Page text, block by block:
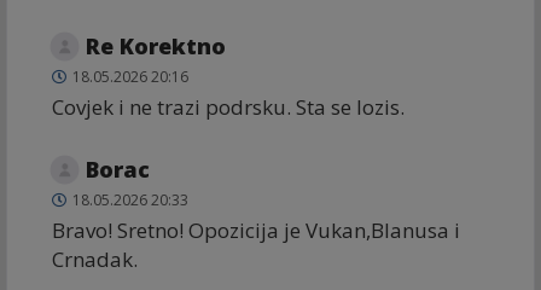
Re Korektno
18.05.2026 20:16
Covjek i ne trazi podrsku. Sta se lozis.
Borac
18.05.2026 20:33
Bravo! Sretno! Opozicija je Vukan,Blanusa i
Crnadak.